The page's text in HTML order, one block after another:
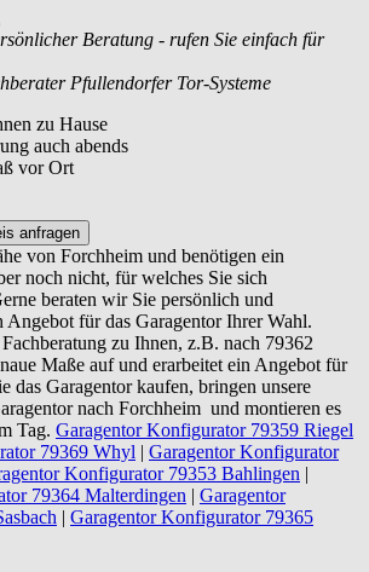
Beratung - rufen Sie einfach für
Pfullendorfer Tor-Systeme
zu Hause
auch abends
vor Ort
anfragen
von Forchheim und benötigen ein
noch nicht, für welches Sie sich
beraten wir Sie persönlich und
Angebot für das Garagentor Ihrer Wahl.
zu Ihnen, z.B. nach 79362
Maße auf und erarbeitet ein Angebot für
das Garagentor kaufen, bringen unsere
nach Forchheim und montieren es
Tag. Garagentor Konfigurator 79359 Riegel
79369 Whyl | Garagentor Konfigurator
Konfigurator 79353 Bahlingen |
79364 Malterdingen | Garagentor
| Garagentor Konfigurator 79365